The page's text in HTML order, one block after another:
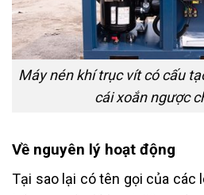
Máy nén khí trục vít có cấu
cái xoắn ngược
Về nguyên lý hoạt động
Tại sao lại có tên gọi của các